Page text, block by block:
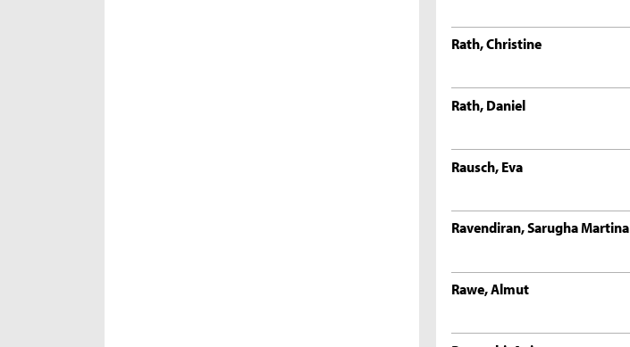
Rath, Christine
Rath, Daniel
Rausch, Eva
Ravendiran, Sarugha Martina
Rawe, Almut